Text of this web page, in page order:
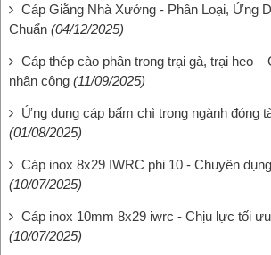
Cáp Giằng Nhà Xưởng - Phân Loại, Ứng
Chuẩn (04/12/2025)
Cáp thép cào phân trong trại gà, trại heo –
nhân công (11/09/2025)
Ứng dụng cáp bấm chì trong ngành đóng
(01/08/2025)
Cáp inox 8x29 IWRC phi 10 - Chuyên
(10/07/2025)
Cáp inox 10mm 8x29 iwrc - Chịu lực tối
(10/07/2025)